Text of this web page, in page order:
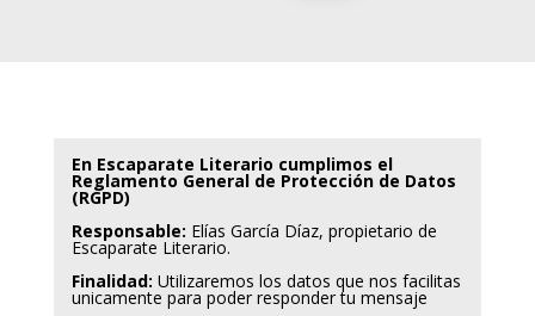
En Escaparate Literario cumplimos el
Reglamento General de Protección de Datos
(RGPD)
Responsable: Elías García Díaz, propietario de
Escaparate Literario.
Finalidad: Utilizaremos los datos que nos facilitas
unicamente para poder responder tu mensaje